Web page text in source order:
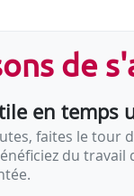
obligations
de
en temps
faites le tour
du travail